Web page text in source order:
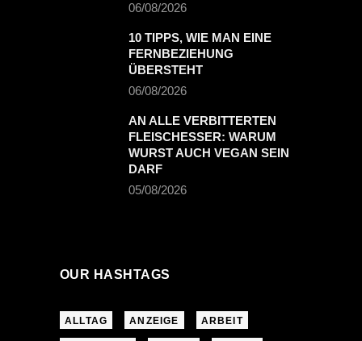
06/08/2026
10 TIPPS, WIE MAN EINE
FERNBEZIEHUNG
ÜBERSTEHT
06/08/2026
AN ALLE VERBITTERTEN
FLEISCHESSER: WARUM
WURST AUCH VEGAN SEIN
DARF
05/08/2026
OUR HASHTAGS
ALLTAG ANZEIGE ARBEIT